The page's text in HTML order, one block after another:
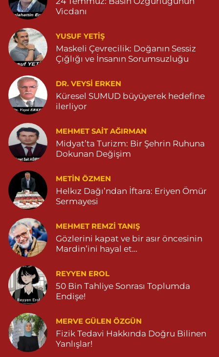
0 (482) 541 31 56 Yol Tarifi Al
İlknur Eczanesi
GÜL MAH. VATAN CAD. NO:2A 04825911091
0 (482) 591 10 91
Turan Eczanesi
TEPEBAŞI MAHALLE KISMETLİ CADDE NO:59D SAĞLIK OCAĞI
YANI 04823813670
0 (482) 381 36 70 Yol Tarifi Al
Vicdanı
YUSUF YETİŞ
Maskeli Çevrecilik: Doğanın Sessiz
Çığlığı ve İnsanın Sorumsuzluğu
DR. VEYSI ERKEN
Küresel SUMUD büyüyerek hedefine
ilerliyor
MEHMET SAIT AĞIRMAN
Midyat’ta Turizm: Bir Şehrin Ruhuna
Dokunan Değişim
METIN ÖZMEN
Helkız Dağı’ndan İftara: Eriyen Ömür
Sermayesi
MEHMET REMZI TANIŞ
Gözlerini kapat ve bir asır öncesinin
Mardin’ini hayal et…
REYYEN EROL
50 Bin Tahliye Sonrası Toplumda
Endişe!
MERVE GÜLEN ÖZGÜN
Fizik Tedavi Hakkında Doğru Bilinen
Yanlışlar!